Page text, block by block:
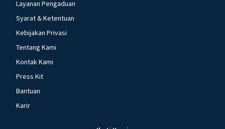
Layanan Pengaduan
Syarat & Ketentuan
Kebijakan Privasi
Tentang Kami
Kontak Kami
Press Kit
Bantuan
Karir